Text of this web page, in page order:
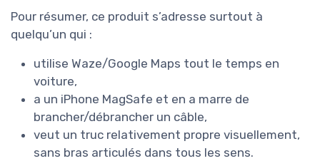
Pour résumer, ce produit s’adresse surtout à
quelqu’un qui :
utilise Waze/Google Maps tout le temps en
voiture,
a un iPhone MagSafe et en a marre de
brancher/débrancher un câble,
veut un truc relativement propre visuellement,
sans bras articulés dans tous les sens.